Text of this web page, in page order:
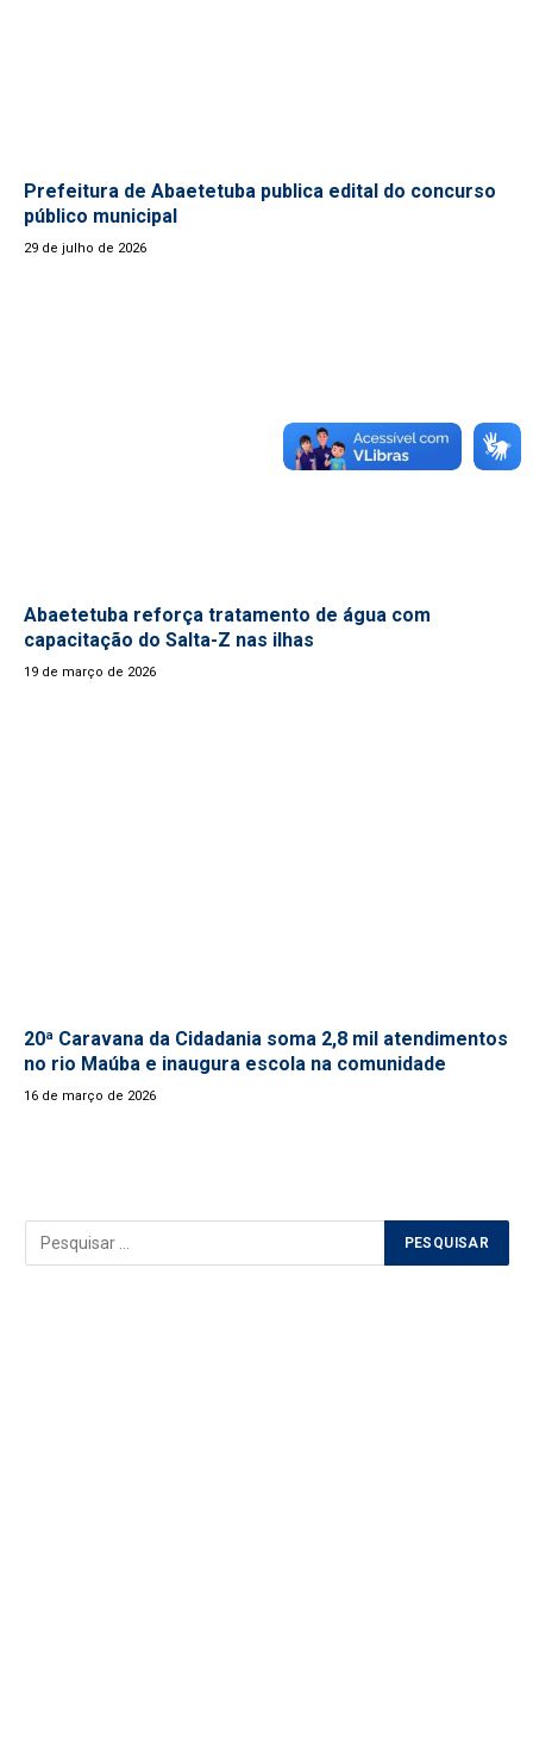
Prefeitura de Abaetetuba publica edital do concurso
público municipal
29 de julho de 2026
Abaetetuba reforça tratamento de água com
capacitação do Salta-Z nas ilhas
19 de março de 2026
20ª Caravana da Cidadania soma 2,8 mil atendimentos
no rio Maúba e inaugura escola na comunidade
16 de março de 2026